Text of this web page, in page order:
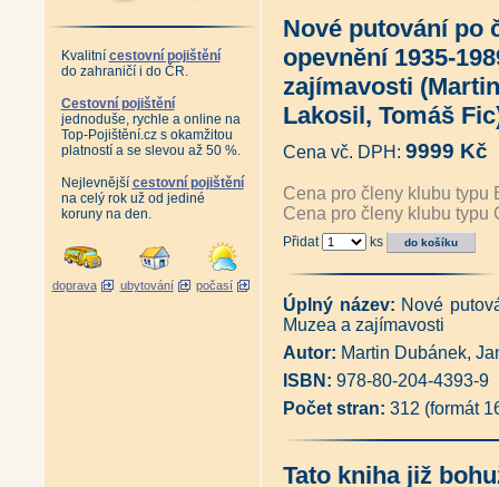
Kvalitní cestovní pojištění
do zahraničí i do ČR.
Cestovní pojištění
jednoduše, rychle a online na
Top-Pojištění.cz s okamžitou
platností a se slevou až 50 %.
Nejlevnější cestovní pojištění
na celý rok už od jediné
koruny na den.
doprava ubytování počasí
Antikvariát - Lichtenštejnové
Česká republika (Vladimír
Česká příroda - krásy a
Antikvariát - České zámecké
Antikvariát - Moravské
Antikvariát - Země Česká,
Antikvariát - Poklady
Antikvariát - Hrady a zámky v
Antikvariát - Exily a úkryty v
100 pohledů na Česko (Pavel
Posvátná krajina - Eseje o
Jantarová stezka (Pavel
Krajiny domova (Václav
Vltava + CD (Ivan Matějka)|
Antikvariát - Za časů
Louky - Dobrodružství
Antikvariát - Přírodní klenoty
Antikvariát - Geologické
Pocta české krajinomalbě
Před lesem pokleknu
Pěší vandr po lesích a lidech
Koruna Česka - Průvodce po
Naše hory (Martin Čihař)|
Jedinečné krajiny České
Nové putování po
opevnění 1935-
zajímavosti
Lakosil, Tomáš
Cena vč. DPH: 9999 Kč
Cena pro členy klubu typu
Cena pro členy klubu typu
Přidat ks
Úplný název: Nové
Muzea a zajímavosti
Autor: Martin Dubánek,
ISBN: 978-80-204-4393-9
Počet stran: 312 (formát
Tato kniha již